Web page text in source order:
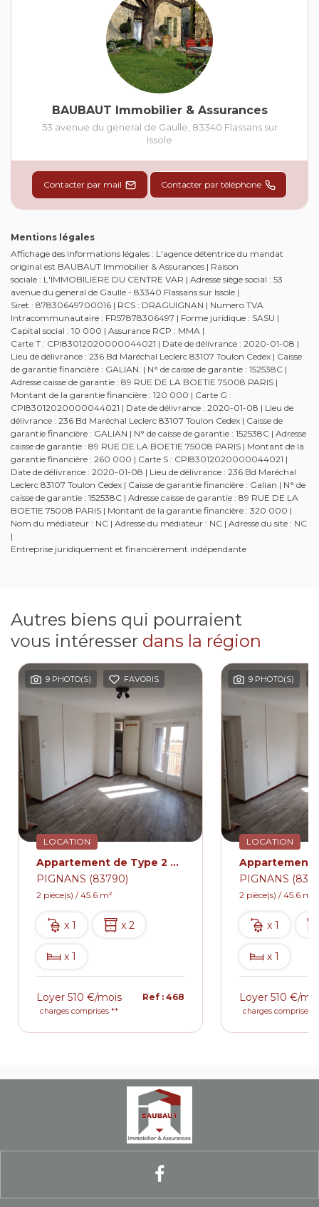
BAUBAUT Immobilier & Assurances
53 avenue du general de Gaulle 83340 Flassans sur
Issole
Contacter par mail Contacter par téléphone
Mentions légales
Affichage des informations légales : L'agence détentrice du mandat
original est BAUBAUT Immobilier & Assurances | Raison
sociale : L'IMMOBILIERE DU CENTRE VAR | Adresse siège social : 53
avenue du general de Gaulle - 83340 Flassans sur Issole |
Siret : 87830649700016 | RCS : DRAGUIGNAN | Numero TVA
Intracommunautaire : FR57878306497 | Forme juridique : SASU |
Capital social : 10 000 | Assurance RCP : MMA |
Carte T : CPI83012020000044021 | Date de délivrance : 2020-01-08 |
Lieu de délivrance : 236 Bd Maréchal Leclerc 83107 Toulon Cedex | Caisse
de garantie financière : GALIAN. | N° de caisse de garantie : 152538C |
Adresse caisse de garantie : 89 RUE DE LA BOETIE 75008 PARIS |
Montant de la garantie financière : 120 000 | Carte G :
CPI83012020000044021 | Date de délivrance : 2020-01-08 | Lieu de
délivrance : 236 Bd Maréchal Leclerc 83107 Toulon Cedex | Caisse de
garantie financière : GALIAN | N° de caisse de garantie : 152538C | Adresse
caisse de garantie : 89 RUE DE LA BOETIE 75008 PARIS | Montant de la
garantie financière : 260 000 | Carte S : CPI83012020000044021 |
Date de délivrance : 2020-01-08 | Lieu de délivrance : 236 Bd Maréchal
Leclerc 83107 Toulon Cedex | Caisse de garantie financière : Galian | N° de
caisse de garantie : 152538C | Adresse caisse de garantie : 89 RUE DE LA
BOETIE 75008 PARIS | Montant de la garantie financière : 320 000 |
Nom du médiateur : NC | Adresse du médiateur : NC | Adresse du site : NC
|
Entreprise juridiquement et financièrement indépendante
Autres biens qui pourraient
vous intéresser dans la région
9 PHOTO(S) FAVORIS
LOCATION
Appartement de Type 2 avec balcon centre du village de PIGNANS 510€
PIGNANS (83790)
2 pièce(s) / 45.6 m²
x 1 x 2
x 1
Loyer 510 €/mois
charges comprises **
Ref : 468
9 PHOTO(S)
LOCATION
PIGNANS
2 pièce(s) / 45.6 m²
x 1
x 1
Loyer 510 €/
charges comprises